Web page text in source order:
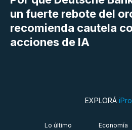
un fuerte rebote del
recomienda cautela
acciones de IA
EXPLORÁ
Lo último
Economía